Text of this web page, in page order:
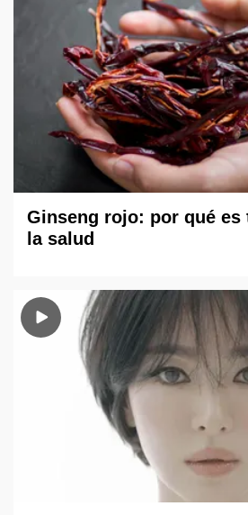
Ginseng rojo: por qué es
la salud